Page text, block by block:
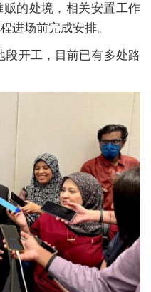
的处境，相关安置工作
进场前完成安排。
段开工，目前已有多处路